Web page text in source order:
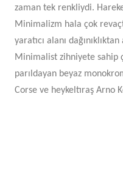
zaman tek renkliydi.
Minimalizm hala çok
yaratıcı alanı
Minimalist zihniyete sahip
parıldayan beyaz
Corse ve heykeltıraş Arno